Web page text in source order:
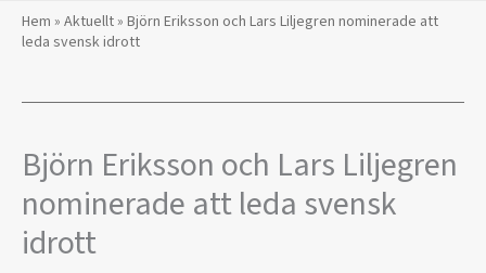
Hem » Aktuellt» Björn Eriksson och Lars Liljegren nominerade att
leda svensk idrott
Björn Eriksson och Lars Liljegren
nominerade att leda svensk
idrott